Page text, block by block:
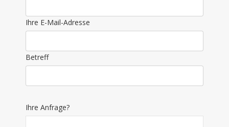
Ihre E-Mail-Adresse
Betreff
Ihre Anfrage?